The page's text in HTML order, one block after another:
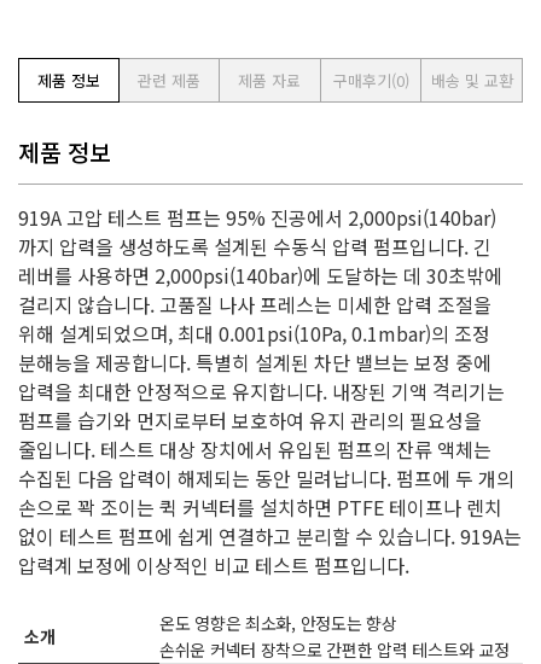
제품 정보 관련 제품 제품 자료 구매후기(0) 배송 및 교환
제품 정보
919A 고압 테스트 펌프는 95% 진공에서 2,000psi(140bar)
까지 압력을 생성하도록 설계된 수동식 압력 펌프입니다. 긴
레버를 사용하면 2,000psi(140bar)에 도달하는 데 30초밖에
걸리지 않습니다.고품질 나사 프레스는 미세한 압력 조절을
위해 설계되었으며, 최대 0.001psi(10Pa, 0.1mbar)의 조정
분해능을 제공합니다. 특별히 설계된 차단 밸브는 보정 중에
압력을 최대한 안정적으로 유지합니다. 내장된 기액 격리기는
펌프를 습기와 먼지로부터 보호하여 유지 관리의 필요성을
줄입니다. 테스트 대상 장치에서 유입된 펌프의 잔류 액체는
수집된 다음 압력이 해제되는 동안 밀려납니다. 펌프에 두 개의
손으로 꽉 조이는 퀵 커넥터를 설치하면 PTFE 테이프나 렌치
없이 테스트 펌프에 쉽게 연결하고 분리할 수 있습니다.919A는
압력계 보정에 이상적인 비교 테스트 펌프입니다.
소개
온도 영향은 최소화, 안정도는 향상
손쉬운 커넥터 장착으로 간편한 압력 테스트와 교정